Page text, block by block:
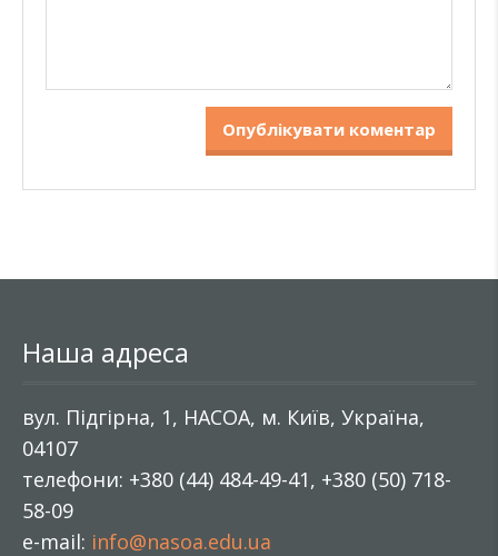
Наша адреса
вул. Підгірна, 1, НАСОА, м. Київ, Україна,
04107
телефони: +380 (44) 484-49-41, +380 (50) 718-
58-09
e-mail: info@nasoa.edu.ua